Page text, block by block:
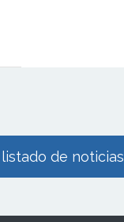
de noticias